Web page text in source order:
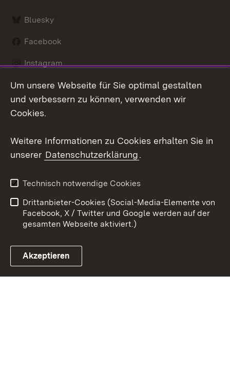
Bluesky
Facebook
Instagram
LinkedIn
Link zum Landesportal
Datenschutz
Barrierefreiheit
Impressum
Cookies
Um unsere Webseite für Sie optimal gestalten
und verbessern zu können, verwenden wir
Cookies.
Weitere Informationen zu Cookies erhalten Sie in
unserer Datenschutzerklärung.
Technisch notwendige Cookies
Drittanbieter-Cookies (Social-Media-Elemente von
Facebook, X / Twitter und Google werden auf der
gesamten Webseite aktiviert.)
Akzeptieren